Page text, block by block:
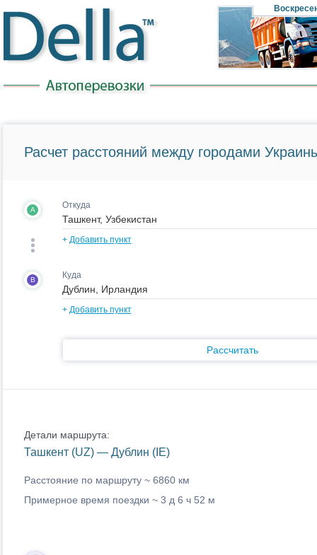
Расчет расстояний между городами
A Откуда
+ Добавить пункт
B Куда
+ Добавить пункт
Рассчитать
Детали маршрута:
Ташкент (UZ) — Дублин (IE)
Расстояние по маршруту ~ 6860 км
Примерное время поездки ~ 3 д 6 ч 52 м